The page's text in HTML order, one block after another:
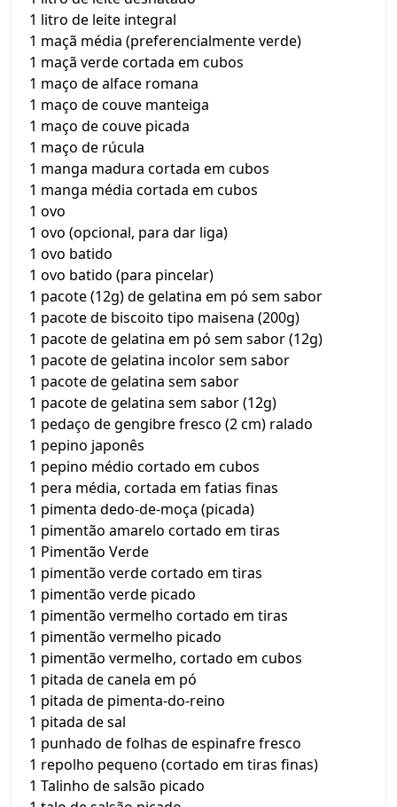
1 litro de leite integral
1 maçã média (preferencialmente verde)
1 maçã verde cortada em cubos
1 maço de alface romana
1 maço de couve manteiga
1 maço de couve picada
1 maço de rúcula
1 manga madura cortada em cubos
1 manga média cortada em cubos
1 ovo
1 ovo (opcional, para dar liga)
1 ovo batido
1 ovo batido (para pincelar)
1 pacote (12g) de gelatina em pó sem sabor
1 pacote de biscoito tipo maisena (200g)
1 pacote de gelatina em pó sem sabor (12g)
1 pacote de gelatina incolor sem sabor
1 pacote de gelatina sem sabor
1 pacote de gelatina sem sabor (12g)
1 pedaço de gengibre fresco (2 cm) ralado
1 pepino japonês
1 pepino médio cortado em cubos
1 pera média, cortada em fatias finas
1 pimenta dedo-de-moça (picada)
1 pimentão amarelo cortado em tiras
1 Pimentão Verde
1 pimentão verde cortado em tiras
1 pimentão verde picado
1 pimentão vermelho cortado em tiras
1 pimentão vermelho picado
1 pimentão vermelho, cortado em cubos
1 pitada de canela em pó
1 pitada de pimenta-do-reino
1 pitada de sal
1 punhado de folhas de espinafre fresco
1 repolho pequeno (cortado em tiras finas)
1 Talinho de salsão picado